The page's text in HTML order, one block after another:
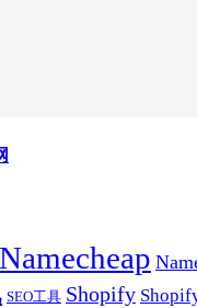
Namecheap
SEO工具 Shopify